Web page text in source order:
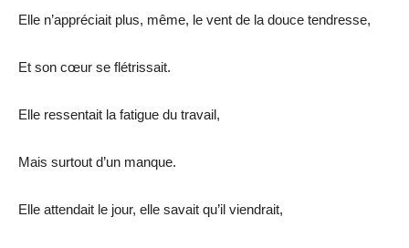
Elle n’appréciait plus, même, le vent de la douce tendresse,
Et son cœur se flétrissait.
Elle ressentait la fatigue du travail,
Mais surtout d’un manque.
Elle attendait le jour, elle savait qu’il viendrait,